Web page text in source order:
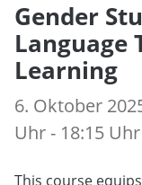
Gender
Language
Learning
6. Oktober
Uhr - 18:15 Uhr
This course